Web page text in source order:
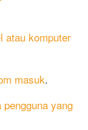
atau komputer
masuk.
pengguna yang